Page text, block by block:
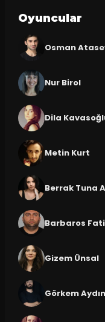
Oyuncular
Osman
Nur Birol
Dila
Metin Kurt
Berrak Tuna
Barbaros
Gizem Ünsal
Görkem Aydın